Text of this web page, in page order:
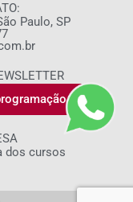
Paulo, SP
dos cursos